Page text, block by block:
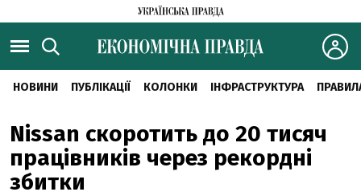
НОВИНИ ПУБЛІКАЦІЇ КОЛОНКИ ІНФРАСТРУКТУРА
Nissan скоротить до 20 тисяч
працівників через рекордні
збитки